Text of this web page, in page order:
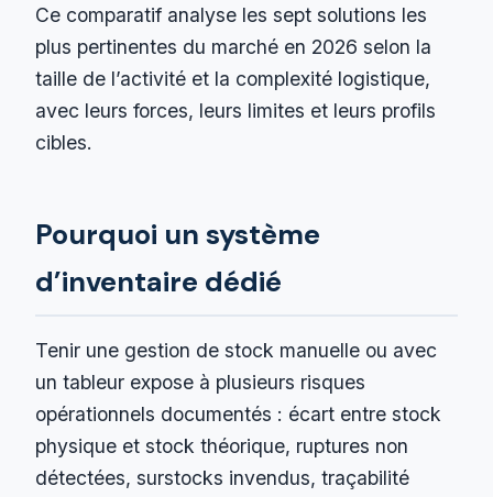
Ce comparatif analyse les sept solutions les
plus pertinentes du marché en 2026 selon la
taille de l’activité et la complexité logistique,
avec leurs forces, leurs limites et leurs profils
cibles.
Pourquoi un système
d’inventaire dédié
Tenir une gestion de stock manuelle ou avec
un tableur expose à plusieurs risques
opérationnels documentés : écart entre stock
physique et stock théorique, ruptures non
détectées, surstocks invendus, traçabilité